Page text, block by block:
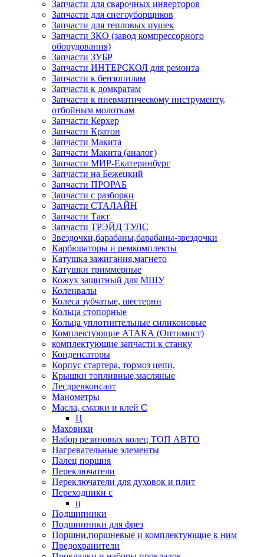
Запчасти для сварочных инверторов
Запчасти для снегоуборщиков
Запчасти для тепловых пушек
Запчасти ЗКО (завод компрессорного
оборудования)
Запчасти ЗУБР
Запчасти ИНТЕРСКОЛ для ремонта
Запчасти к бензопилам
Запчасти к домкратам
Запчасти к пневматическому инструменту,
отбойным молоткам
Запчасти Керхер
Запчасти Кратон
Запчасти Макита
Запчасти Макита (аналог)
Запчасти МИР-Екатеринбург
Запчасти на Бежецкий
Запчасти ПРОРАБ
Запчасти с разборки
Запчасти СТАЛАЙН
Запчасти Такт
Запчасти ТРЭЙД ТУЛС
Звездочки,барабаны,барабаны-звездочки
Карбюраторы и ремкомплекты
Катушка зажигания,магнето
Катушки триммерные
Кожух защитный для МШУ
Коленвалы
Колеса зубчатые, шестерни
Кольца стопорные
Кольца уплотнительные силиконовые
Комплектующие АТАКА (Оптимист)
комплектующие запчасти к станку
Конденсаторы
Корпус стартера, тормоз цепи,
Крышки топливные,масляные
Лесдревконсалт
Манометры
Масла, смазки и клей С
Ц
Маховики
Набор резиновых колец ТОП АВТО
Нагревательные элементы
Палец поршня
Переключатели
Переключатели для духовок и плит
Переходники с
ц
Подшипники
Подшипники для фрез
Поршни,поршневые и комплектующие к ним
Предохранители